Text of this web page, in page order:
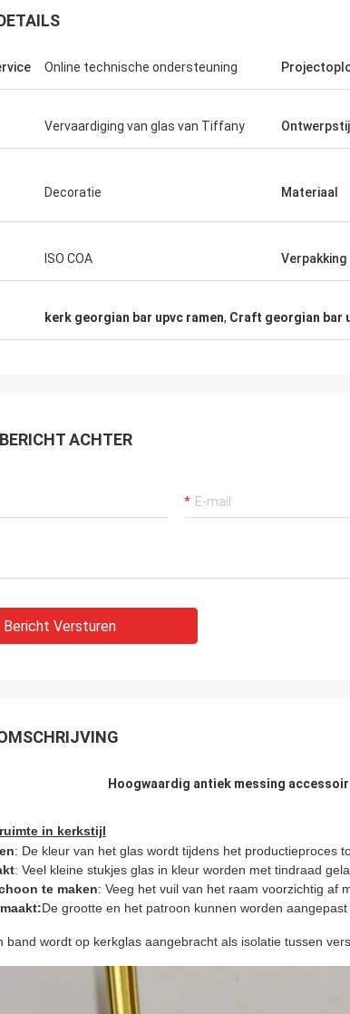
behulpzaam.
Online technische ondersteuning
Vervaardiging van glas van Tiffany Ontwerpstijl
Decoratie Materiaal
ISO COA Verpakking
kerk georgian bar upvc ramen, Craft georgian bar
ACHTER
Bericht Versturen
Hoogwaardig antiek messing
in kerkstijl
: De kleur van het glas wordt tijdens het productieproces
: Veel kleine stukjes glas in kleur worden met tindraad
te maken: Veeg het vuil van het raam voorzichtig af
De grootte en het patroon kunnen worden
band wordt op kerkglas aangebracht als isolatie tussen